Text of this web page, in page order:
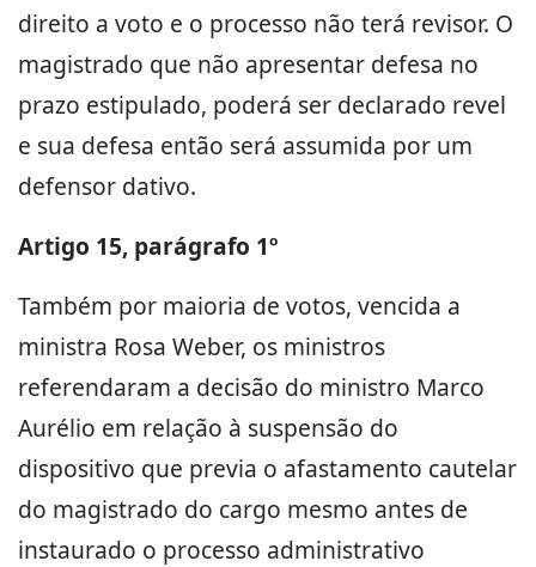
direito a voto e o processo não terá revisor. O
magistrado que não apresentar defesa no
prazo estipulado, poderá ser declarado revel
e sua defesa então será assumida por um
defensor dativo.
Artigo 15, parágrafo 1º
Também por maioria de votos, vencida a
ministra Rosa Weber, os ministros
referendaram a decisão do ministro Marco
Aurélio em relação à suspensão do
dispositivo que previa o afastamento cautelar
do magistrado do cargo mesmo antes de
instaurado o processo administrativo